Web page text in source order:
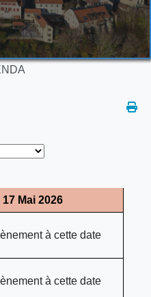
17 Mai 2026
à cette date
à cette date